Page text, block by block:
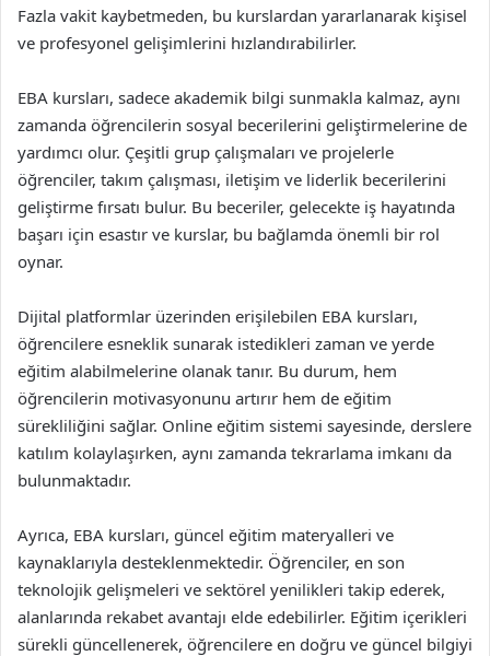
Fazla vakit kaybetmeden, bu kurslardan yararlanarak kişisel
ve profesyonel gelişimlerini hızlandırabilirler.
EBA kursları, sadece akademik bilgi sunmakla kalmaz, aynı
zamanda öğrencilerin sosyal becerilerini geliştirmelerine de
yardımcı olur. Çeşitli grup çalışmaları ve projelerle
öğrenciler, takım çalışması, iletişim ve liderlik becerilerini
geliştirme fırsatı bulur. Bu beceriler, gelecekte iş hayatında
başarı için esastır ve kurslar, bu bağlamda önemli bir rol
oynar.
Dijital platformlar üzerinden erişilebilen EBA kursları,
öğrencilere esneklik sunarak istedikleri zaman ve yerde
eğitim alabilmelerine olanak tanır. Bu durum, hem
öğrencilerin motivasyonunu artırır hem de eğitim
sürekliliğini sağlar. Online eğitim sistemi sayesinde, derslere
katılım kolaylaşırken, aynı zamanda tekrarlama imkanı da
bulunmaktadır.
Ayrıca, EBA kursları, güncel eğitim materyalleri ve
kaynaklarıyla desteklenmektedir. Öğrenciler, en son
teknolojik gelişmeleri ve sektörel yenilikleri takip ederek,
alanlarında rekabet avantajı elde edebilirler. Eğitim içerikleri
sürekli güncellenerek, öğrencilere en doğru ve güncel bilgiyi